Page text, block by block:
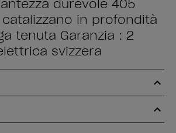
durevole 405
in profondità
tenuta Garanzia : 2
svizzera